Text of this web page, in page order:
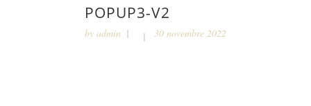
POPUP3-V2
by admin 30 novembre 2022